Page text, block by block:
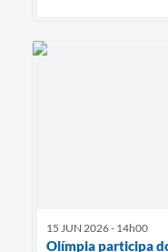
15 JUN 2026 - 14h00
Olímpia participa